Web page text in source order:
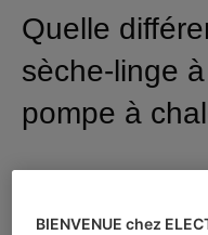
Quelle
sèche-linge
pompe à
BIENVENUE chez